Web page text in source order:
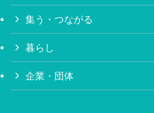
集う・つながる
暮らし
企業・団体